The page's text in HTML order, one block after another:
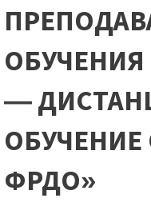
—
ОБУЧЕНИЕ
ФРДО»